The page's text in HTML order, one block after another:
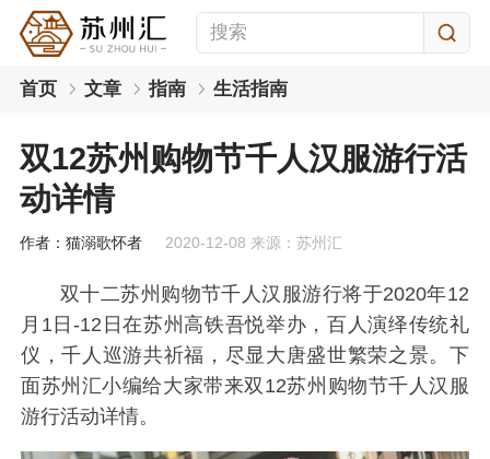
首页 文章 指南 生活指南
双12苏州购物节千人汉服游行活
动详情
作者：猫溺歌怀者 2020-12-08 来源：苏州汇
双十二苏州购物节千人汉服游行将于2020年12
月1日-12日在苏州高铁吾悦举办，百人演绎传统礼
仪，千人巡游共祈福，尽显大唐盛世繁荣之景。下
面苏州汇小编给大家带来双12苏州购物节千人汉服
游行活动详情。